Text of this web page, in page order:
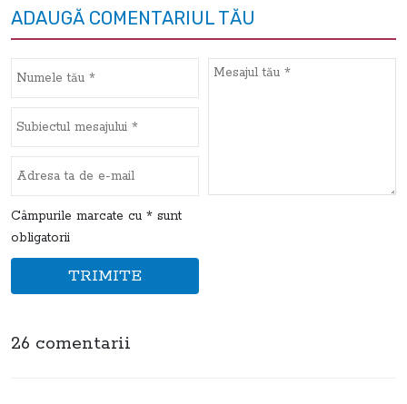
ADAUGĂ COMENTARIUL TĂU
Câmpurile marcate cu * sunt
obligatorii
TRIMITE
26 comentarii